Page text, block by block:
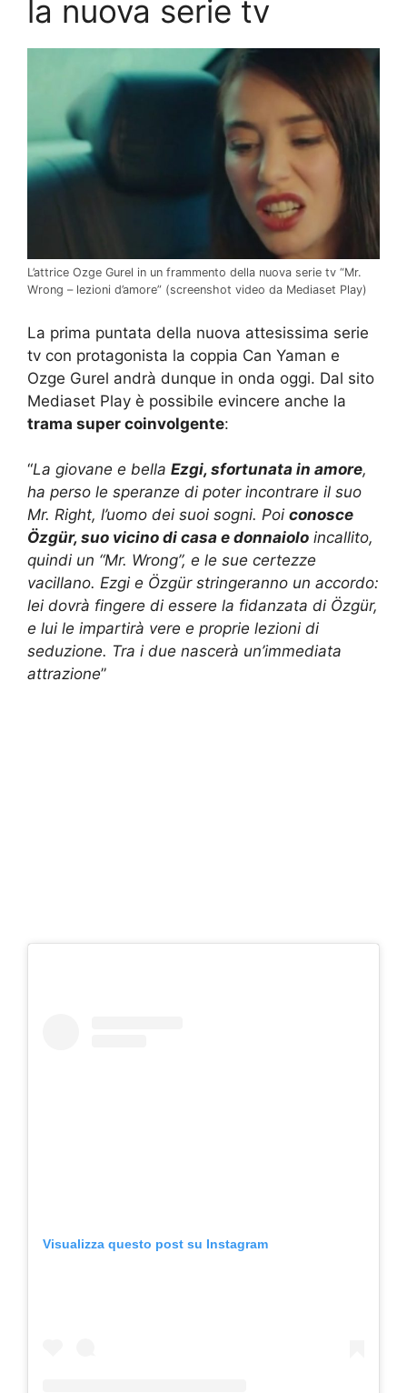
la nuova serie tv
L’attrice Ozge Gurel in un frammento della nuova serie tv “Mr.
Wrong – lezioni d’amore” (screenshot video da Mediaset Play)
La prima puntata della nuova attesissima serie
tv con protagonista la coppia Can Yaman e
Ozge Gurel andrà dunque in onda oggi. Dal sito
Mediaset Play è possibile evincere anche la
trama super coinvolgente:
“La giovane e bella Ezgi, sfortunata in amore,
ha perso le speranze di poter incontrare il suo
Mr. Right, l’uomo dei suoi sogni. Poi conosce
Özgür, suo vicino di casa e donnaiolo incallito,
quindi un “Mr. Wrong”, e le sue certezze
vacillano. Ezgi e Özgür stringeranno un accordo:
lei dovrà fingere di essere la fidanzata di Özgür,
e lui le impartirà vere e proprie lezioni di
seduzione. Tra i due nascerà un’immediata
attrazione”
Visualizza questo post su Instagram